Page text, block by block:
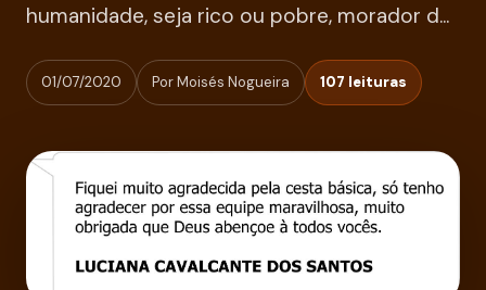
humanidade, seja rico ou pobre, morador d...
01/07/2020 Por Moisés Nogueira 107 leituras